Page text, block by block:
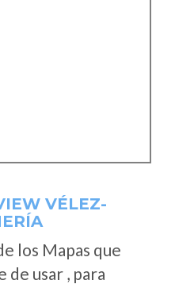
VÉLEZ-
los Mapas que
de usar , para